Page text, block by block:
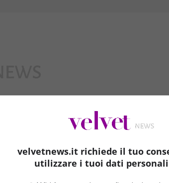
velvetnews.it richiede il tuo
utilizzare i tuoi dati